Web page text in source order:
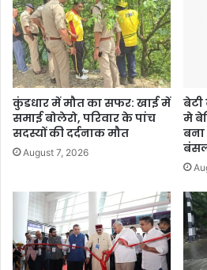
कुंडधार में मौत का सफर: खाई में
समाई बोलेरो, परिवार के पांच
सदस्यों की दर्दनाक मौत
August 7, 2026
बेटी
मे
बना